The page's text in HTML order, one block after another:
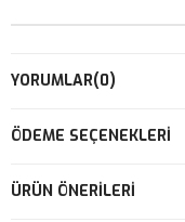
YORUMLAR(0)
ÖDEME SEÇENEKLERI
ÜRÜN ÖNERILERI